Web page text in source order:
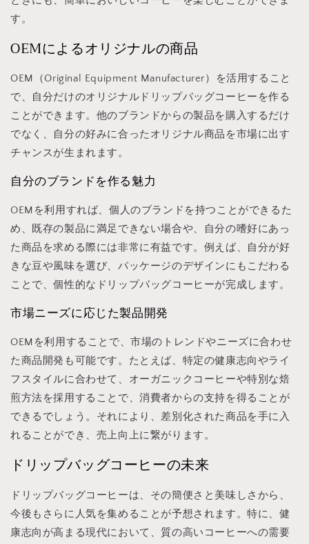
す。
OEMによるオリジナルの商品
OEM（Original Equipment Manufacturer）を活用すること
で、自分だけのオリジナルドリップバッグコーヒーを作る
ことができます。他のブランドからの製品を購入するだけ
でなく、自分の好みに合ったオリジナル商品を市場に出す
チャンスが生まれます。
自分のブランドを作る魅力
OEMを利用すれば、個人のブランドを持つことができるた
め、既存の製品に満足できない場合や、自分の嗜好にあっ
た商品を求める際には非常に有益です。例えば、自分が好
きな豆や風味を選び、パッケージのデザインにもこだわる
ことで、個性的なドリップバッグコーヒーが完成します。
市場ニーズに応じた製品開発
OEMを利用することで、市場のトレンドやニーズに合わせ
た商品開発も可能です。たとえば、特定の健康志向やライ
フスタイルに合わせて、オーガニックコーヒーや特別な焙
煎方法を採用することで、消費者からの支持を得ることが
できるでしょう。それにより、差別化された商品を手に入
れることができ、売上向上に繋がります。
ドリップバッグコーヒーの未来
ドリップバッグコーヒーは、その簡便さと美味しさから、
今後もさらに人気を集めることが予想されます。特に、健
康志向が高まる現代において、質の高いコーヒーへの需要